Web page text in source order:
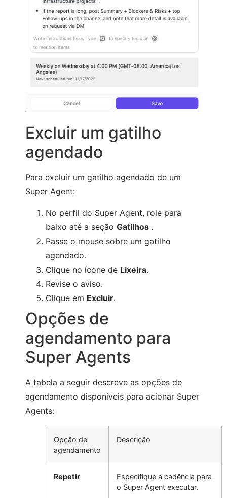
Excluir um gatilho
agendado
Para excluir um gatilho agendado de um
Super Agent:
No perfil do Super Agent, role para
baixo até a seção Gatilhos .
Passe o mouse sobre um gatilho
agendado.
Clique no ícone de Lixeira.
Revise o aviso.
Clique em Excluir.
Opções de
agendamento para
Super Agents
A tabela a seguir descreve as opções de
agendamento disponíveis para acionar Super
Agents:
Opção de
agendamento
Descrição
Repetir
Especifique a cadência para
o Super Agent executar.